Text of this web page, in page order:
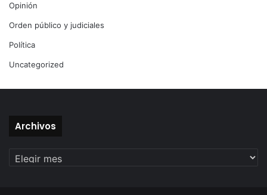
Opinión
Orden público y judiciales
Política
Uncategorized
Archivos